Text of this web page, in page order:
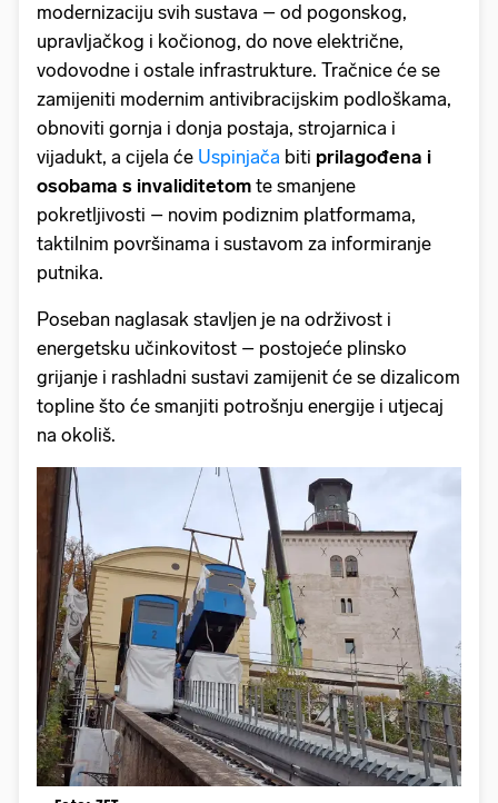
modernizaciju svih sustava – od pogonskog,
upravljačkog i kočionog, do nove električne,
vodovodne i ostale infrastrukture. Tračnice će se
zamijeniti modernim antivibracijskim podloškama,
obnoviti gornja i donja postaja, strojarnica i
vijadukt, a cijela će Uspinjača biti prilagođena i
osobama s invaliditetom te smanjene
pokretljivosti – novim podiznim platformama,
taktilnim površinama i sustavom za informiranje
putnika.
Poseban naglasak stavljen je na održivost i
energetsku učinkovitost – postojeće plinsko
grijanje i rashladni sustavi zamijenit će se dizalicom
topline što će smanjiti potrošnju energije i utjecaj
na okoliš.